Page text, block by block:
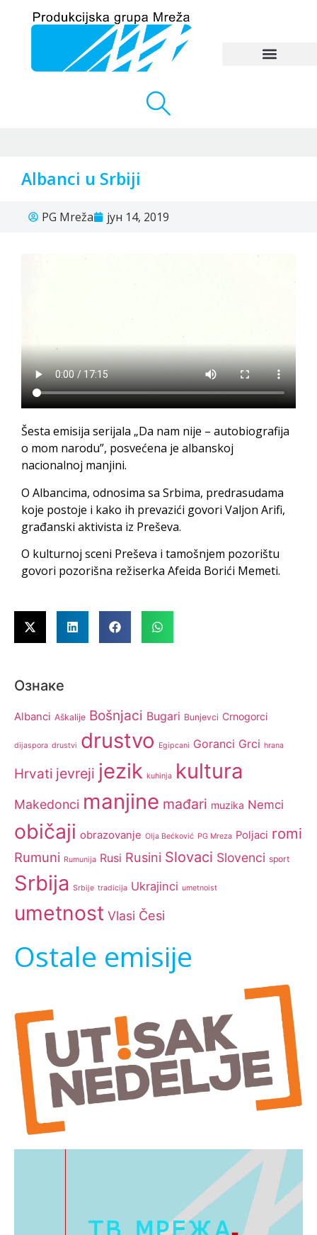
Albanci u Srbiji
PG Mreža јун 14, 2019
Šesta emisija serijala „Da nam nije – autobiografija
o mom narodu”, posvećena je albanskoj
nacionalnoj manjini.
O Albancima, odnosima sa Srbima, predrasudama
koje postoje i kako ih prevazići govori Valjon Arifi,
građanski aktivista iz Preševa.
O kulturnoj sceni Preševa i tamošnjem pozorištu
govori pozorišna režiserka Afeida Borići Memeti.
Ознаке
Albanci Aškalije Bošnjaci Bugari Bunjevci Crnogorci
dijaspora drustvi drustvo Egipcani Goranci Grci hrana
Hrvati jevreji jezik kuhinja kultura
Makedonci manjine mađari muzika Nemci
običaji obrazovanje Olja Bećković PG Mreza Poljaci romi
Rumuni Rumunija Rusi Rusini Slovaci Slovenci sport
Srbija Srbije tradicija Ukrajinci umetnoist
umetnost Vlasi Česi
Ostale emisije